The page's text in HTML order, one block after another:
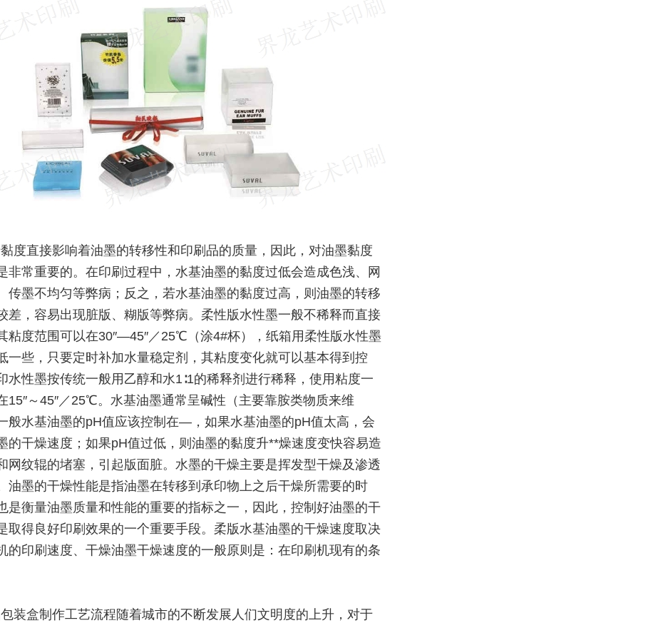
度直接影响着油墨的转移性和印刷品的质量，因此，对油墨黏度
非常重要的。在印刷过程中，水基油墨的黏度过低会造成色浅、网
传墨不均匀等弊病；反之，若水基油墨的黏度过高，则油墨的转移
差，容易出现脏版、糊版等弊病。柔性版水性墨一般不稀释而直接
粘度范围可以在30″―45″／25℃（涂4#杯），纸箱用柔性版水性墨
一些，只要定时补加水量稳定剂，其粘度变化就可以基本得到控
水性墨按传统一般用乙醇和水1∶1的稀释剂进行稀释，使用粘度一
15″～45″／25℃。水基油墨通常呈碱性（主要靠胺类物质来维
般水基油墨的pH值应该控制在―，如果水基油墨的pH值太高，会
的干燥速度；如果pH值过低，则油墨的黏度升**燥速度变快容易造
网纹辊的堵塞，引起版面脏。水墨的干燥主要是挥发型干燥及渗透
油墨的干燥性能是指油墨在转移到承印物上之后干燥所需要的时
是衡量油墨质量和性能的重要的指标之一，因此，控制好油墨的干
取得良好印刷效果的一个重要手段。柔版水基油墨的干燥速度取决
的印刷速度、干燥油墨干燥速度的一般原则是：在印刷机现有的条
装盒制作工艺流程随着城市的不断发展人们文明度的上升，对于